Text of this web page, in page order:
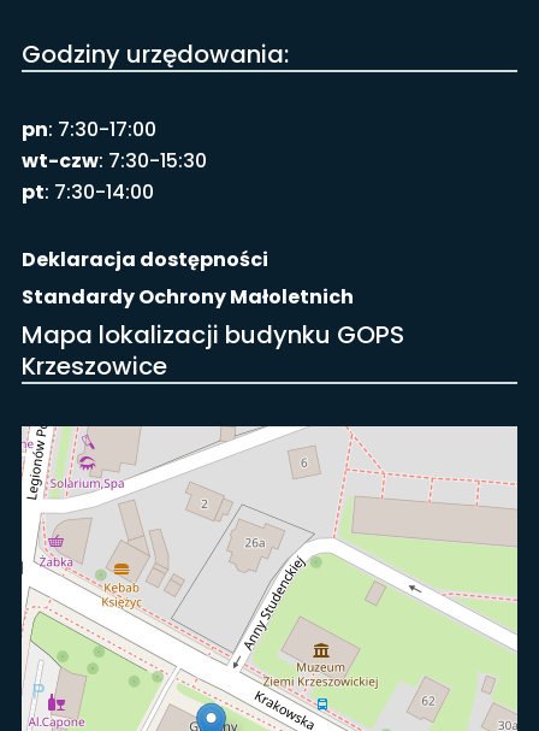
Godziny urzędowania:
pn: 7:30-17:00
wt-czw: 7:30-15:30
pt: 7:30-14:00
Deklaracja dostępności
Standardy Ochrony Małoletnich
Mapa lokalizacji budynku GOPS
Krzeszowice